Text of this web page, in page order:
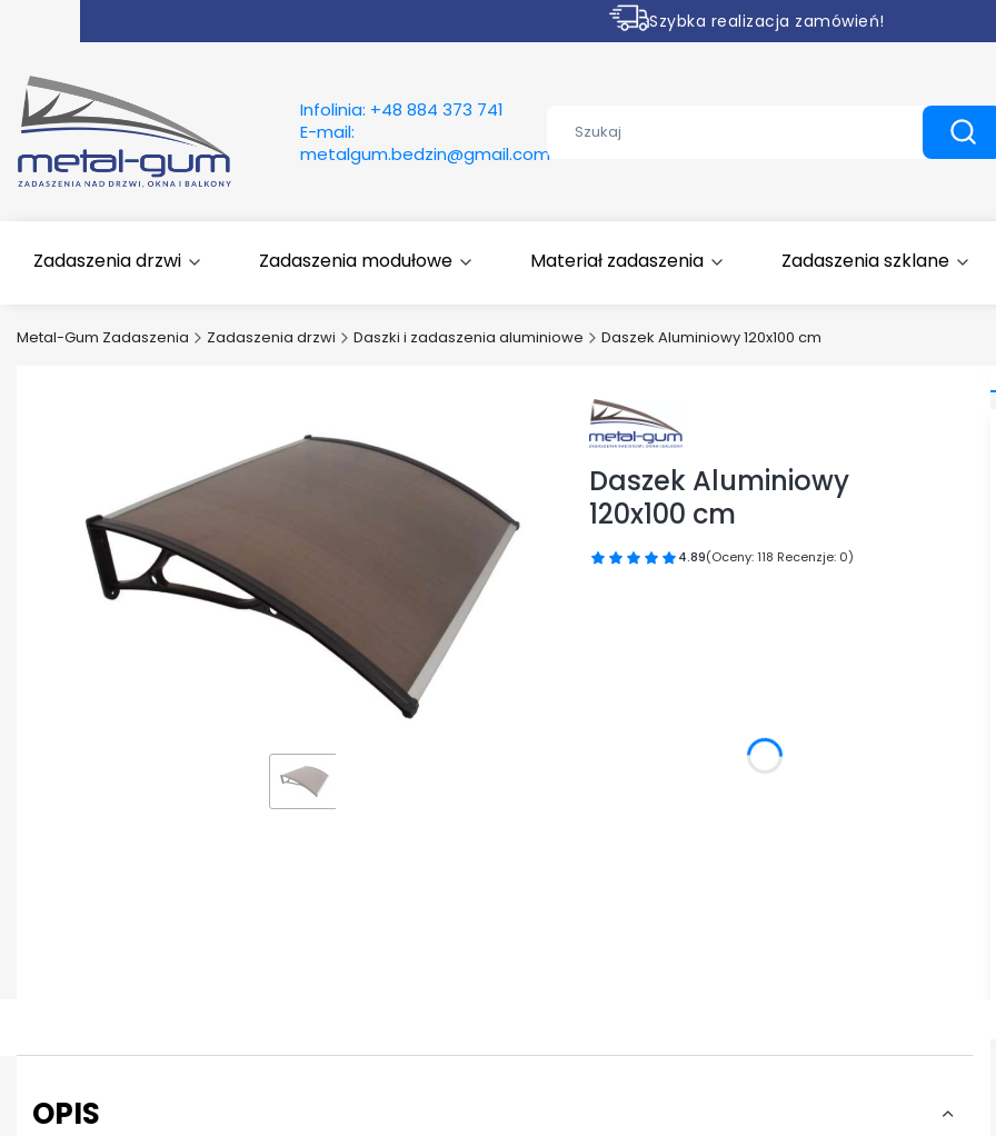
Szybka realizacja zamówień!
Infolinia: +48 884 373 741
E-mail:
metalgum.bedzin@gmail.com
WyczyśćSzukaj
Zadaszenia drzwi Zadaszenia modułowe Materiał zadaszenia Zadaszenia szklane
Metal-Gum Zadaszenia Zadaszenia drzwi Daszki i zadaszenia aluminiowe Daszek Aluminiowy 120x100 cm
Daszek Aluminiowy
120x100 cm
4.89(Oceny: 118 Recenzje: 0)
Przejdź do sekcji Opinie
OPIS